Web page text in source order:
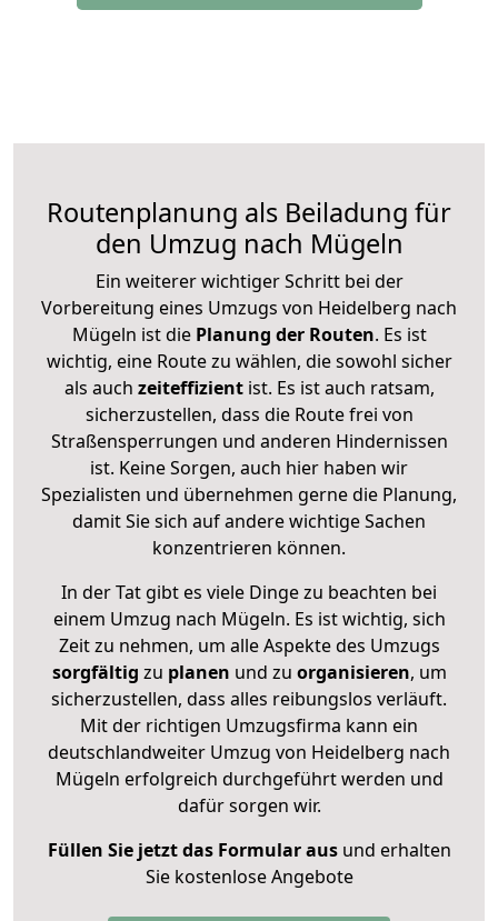
Routenplanung als Beiladung für
den Umzug nach Mügeln
Ein weiterer wichtiger Schritt bei der
Vorbereitung eines Umzugs von Heidelberg nach
Mügeln ist diePlanung der Routen. Es ist
wichtig, eine Route zu wählen, die sowohl sicher
als auch zeiteffizientist. Es ist auch ratsam,
sicherzustellen, dass die Route frei von
Straßensperrungen und anderen Hindernissen
ist. Keine Sorgen, auch hier haben wir
Spezialisten und übernehmen gerne die Planung,
damit Sie sich auf andere wichtige Sachen
konzentrieren können.
In der Tat gibt es viele Dinge zu beachten bei
einem Umzug nach Mügeln. Es ist wichtig, sich
Zeit zu nehmen, um alle Aspekte des Umzugs
sorgfältig zu planen und zu organisieren, um
sicherzustellen, dass alles reibungslos verläuft.
Mit der richtigen Umzugsfirma kann ein
deutschlandweiter Umzug von Heidelberg nach
Mügeln erfolgreich durchgeführt werden und
dafür sorgen wir.
Füllen Sie jetzt das Formular ausund erhalten
Sie kostenlose Angebote